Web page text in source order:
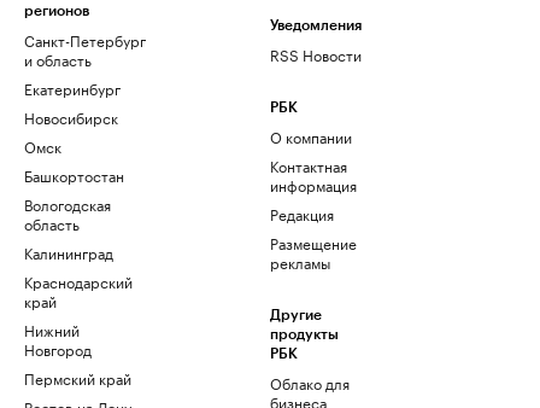
регионов
Санкт-Петербург
и область
Екатеринбург
Новосибирск
Омск
Башкортостан
Вологодская
область
Калининград
Краснодарский
край
Нижний
Новгород
Пермский край
Уведомления
RSS Новости
РБК
О компании
Контактная
информация
Редакция
Размещение
рекламы
Другие
продукты
РБК
Облако для
бизнеса